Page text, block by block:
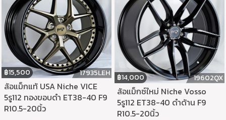
฿15,500 17935LEH
ล้อแม็กแท้ USA Niche VICE
5รู112 ทองขอบดำ ET38-40 F9
R10.5-20นิ้ว
฿14,000 19602QX
ล้อแม็กซ์ใหม่ Niche Vosso
5รู112 ET38-40 ดำด้าน F9
R10.5-20นิ้ว